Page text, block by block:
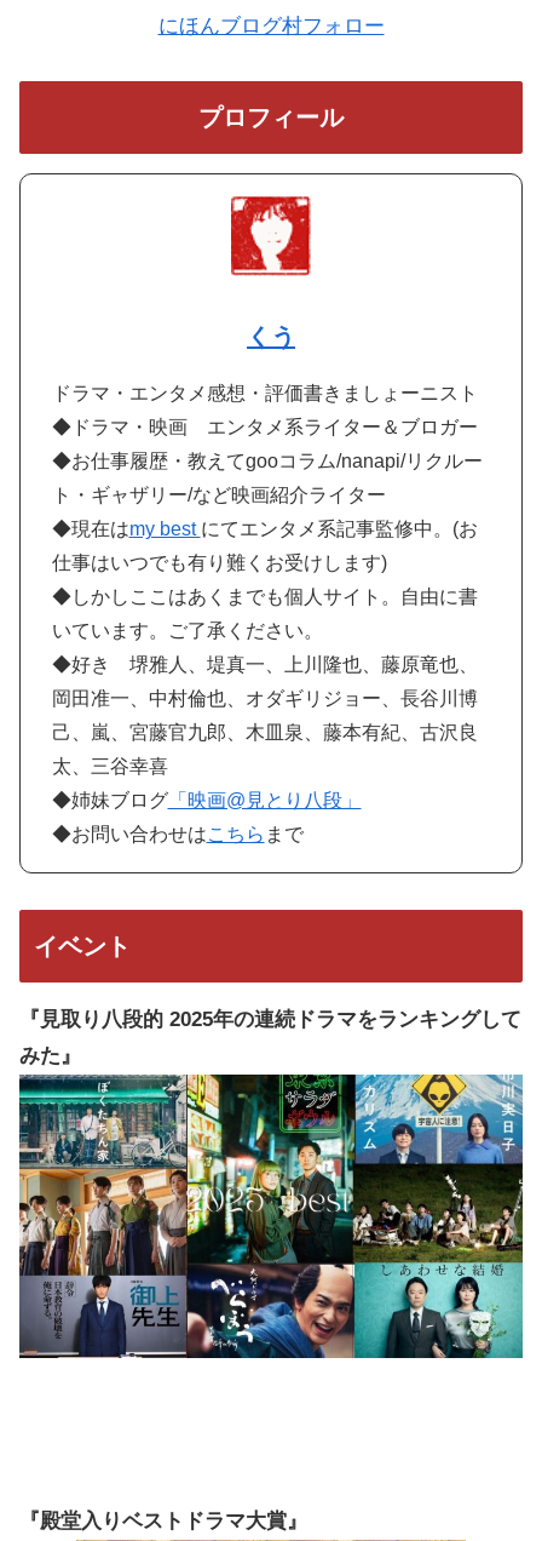
にほんブログ村フォロー
プロフィール
くう
ドラマ・エンタメ感想・評価書きましょーニスト
◆ドラマ・映画 エンタメ系ライター＆ブロガー
◆お仕事履歴・教えてgooコラム/nanapi/リクルー
ト・ギャザリー/など映画紹介ライター
◆現在はmy best にてエンタメ系記事監修中。(お
仕事はいつでも有り難くお受けします)
◆しかしここはあくまでも個人サイト。自由に書
いています。ご了承ください。
◆好き 堺雅人、堤真一、上川隆也、藤原竜也、
岡田准一、中村倫也、オダギリジョー、長谷川博
己、嵐、宮藤官九郎、木皿泉、藤本有紀、古沢良
太、三谷幸喜
◆姉妹ブログ「映画@見とり八段」
◆お問い合わせはこちら まで
イベント
『見取り八段的 2025年の連続ドラマをランキングして
みた』
『殿堂入りベストドラマ大賞』